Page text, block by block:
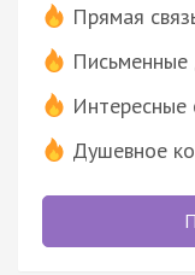
Прямая
Письменные
Интересные
Душевное